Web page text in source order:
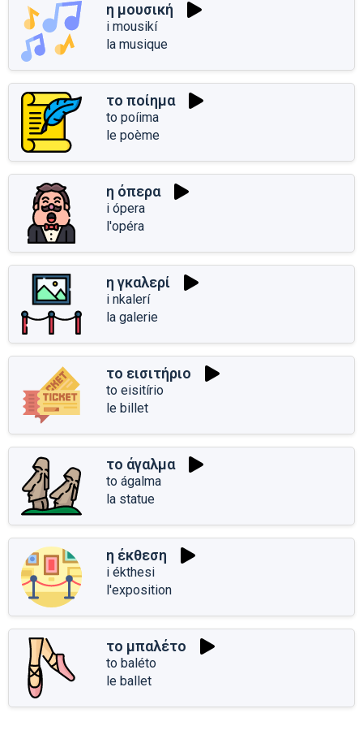
η μουσική
i mousikí
la musique
το ποίημα
to poíima
le poème
η όπερα
i ópera
l'opéra
η γκαλερί
i nkalerí
la galerie
το εισιτήριο
to eisitírio
le billet
το άγαλμα
to ágalma
la statue
η έκθεση
i ékthesi
l'exposition
το μπαλέτο
to baléto
le ballet